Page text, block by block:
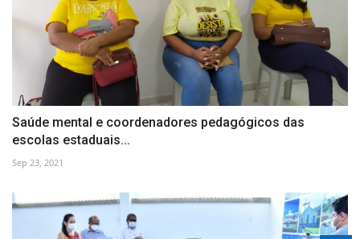
Saúde mental e coordenadores pedagógicos das
escolas estaduais...
Sep 23, 2021